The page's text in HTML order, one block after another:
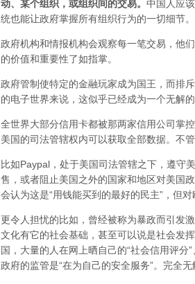
动、某个组织，或组织间的交易。 中国人应
统也能让政府掌握所有组织行为的一切细节。
政府机构和情报机构会观察每一笔交易，他
的价值和重要性了如指掌。
政府管制使特定的金融玩家成为国王，而排
的电子世界来说，这似乎已经成为一个无解的
全世界大部分信用卡都被那两家信用公司掌
美国的司法管辖权内可以获取全部数据。不
比如Paypal，处于美国司法管辖之下，遵守
售，或者阻止美国之外的国家和地区对美国
会认为这是“用钱能买到的最好的民主”，但
更令人担忧的比如，曾经被称为暴政而引发
文化有它的社会基础，甚至可以说是社会发
国，大量的人在网上晒自己的“社会信用评分
政府的监管是“在为自己的安全服务”。完全无